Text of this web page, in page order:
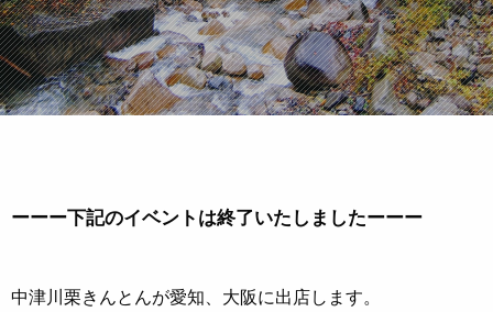
ーーー下記のイベントは終了いたしましたーーー
中津川栗きんとんが愛知、大阪に出店します。